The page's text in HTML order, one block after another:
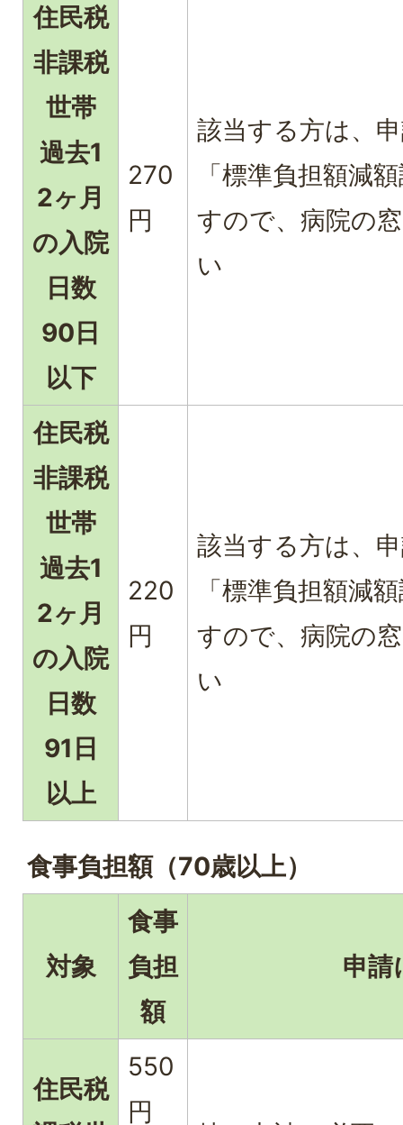
住民税
非課税
世帯
過去1
2ヶ月
の入院
日数
90日
以下
270
円
該当する方は、
「標準負担額減
すので、病院の
い
住民税
非課税
世帯
過去1
2ヶ月
の入院
日数
91日
以上
220
円
該当する方は、
「標準負担額減
すので、病院の
い
食事負担額（70歳以上）
対象
食事
負担
額
申請
住民税
550
円